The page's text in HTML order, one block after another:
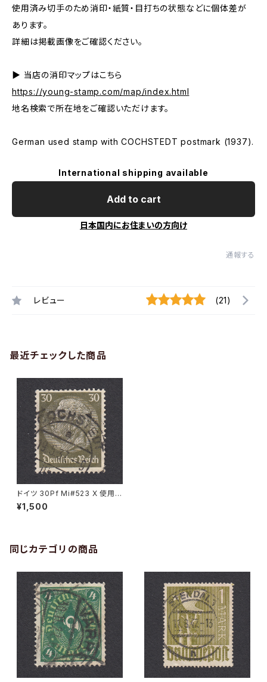
使用済み切手のため消印・紙質・目打ちの状態などに個体差が
あります。
詳細は掲載画像をご確認ください。
▶ 当店の消印マップはこちら
https://young-stamp.com/map/index.html
地名検索で所在地をご確認いただけます。
German used stamp with COCHSTEDT postmark (1937).
International shipping available
Add to cart
日本国内にお住まいの方向け
通報する
レビュー (21)
最近チェックした商品
ドイツ 30Pf Mi#523 X 使用済
み切手｜COCHSTEDT 19.5.1
937
¥1,500
同じカテゴリの商品